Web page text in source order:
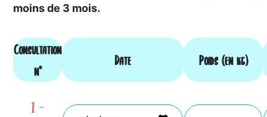
moins de 3 mois.
Consultation
n°
Date Poids (en kg)
1 -